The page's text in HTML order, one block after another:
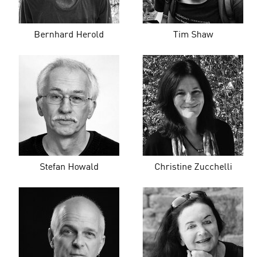
Bernhard Herold Tim Shaw
Stefan Howald Christine Zucchelli